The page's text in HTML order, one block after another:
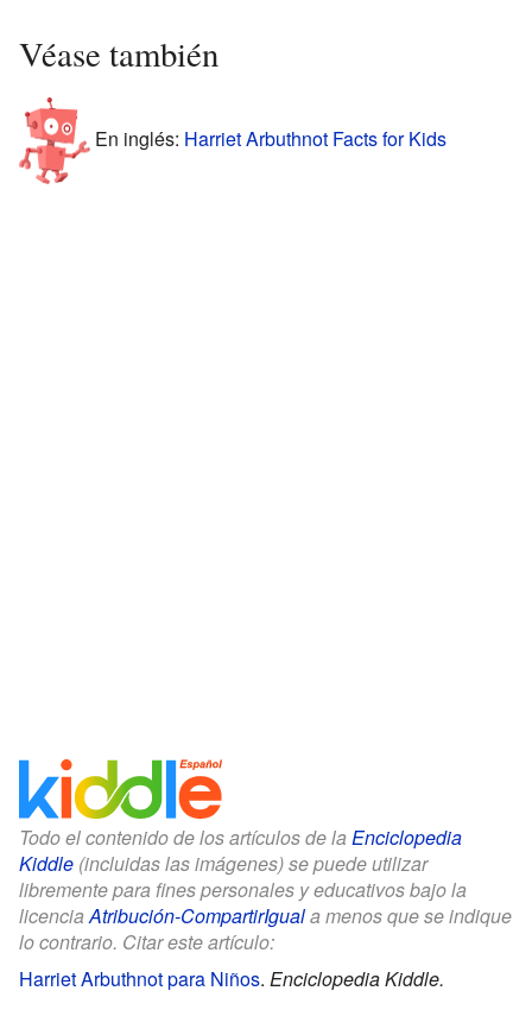
Véase también
En inglés: Harriet Arbuthnot Facts for Kids
Todo el contenido de los artículos de la Enciclopedia
Kiddle (incluidas las imágenes) se puede utilizar
libremente para fines personales y educativos bajo la
licenciaAtribución-CompartirIguala menos que se indique
lo contrario. Citar este artículo:
Harriet Arbuthnot para Niños. Enciclopedia Kiddle.